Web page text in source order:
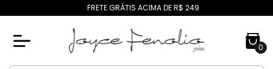
FRETE GRÁTIS ACIMA DE R$ 249
0